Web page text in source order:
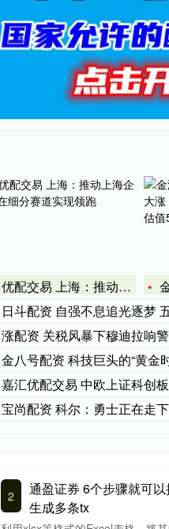
优配交易 上海：推动上海企业在细分赛道实现领跑
金
日斗配资 自强不息追光逐梦 五名
涨配资 关税风暴下穆迪拉响警报，
金八号配资 科技巨头的“黄金时代”
嘉汇优配交易 中欧上证科创板综合指
宝尚配资 科尔：勇士正在走下
2
通盈证券 6个步骤就可
生成多条tx